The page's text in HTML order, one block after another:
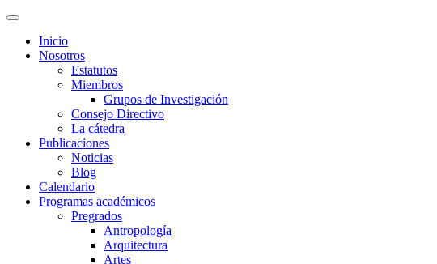
Inicio
Nosotros
Estatutos
Miembros
Grupos de Investigación
Consejo Directivo
La cátedra
Publicaciones
Noticias
Blog
Calendario
Programas académicos
Pregrados
Antropología
Arquitectura
Artes